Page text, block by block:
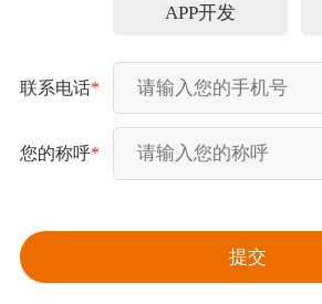
APP开发
联系电话*
您的称呼*